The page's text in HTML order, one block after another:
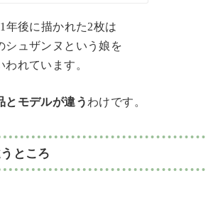
年後に描かれた2枚は
シュザンヌという娘を
れています。
とモデルが違うわけです。
ところ